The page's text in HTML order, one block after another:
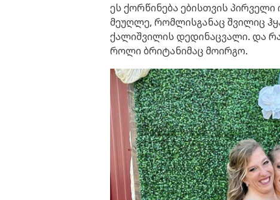
ეს ქორწინება ებისთვის პირველი
მეუღლე, რომლისგანაც შვილიც
ქალიშვილის დედინაცვალი. და
როლი ბრიტანიმაც მოირგო.